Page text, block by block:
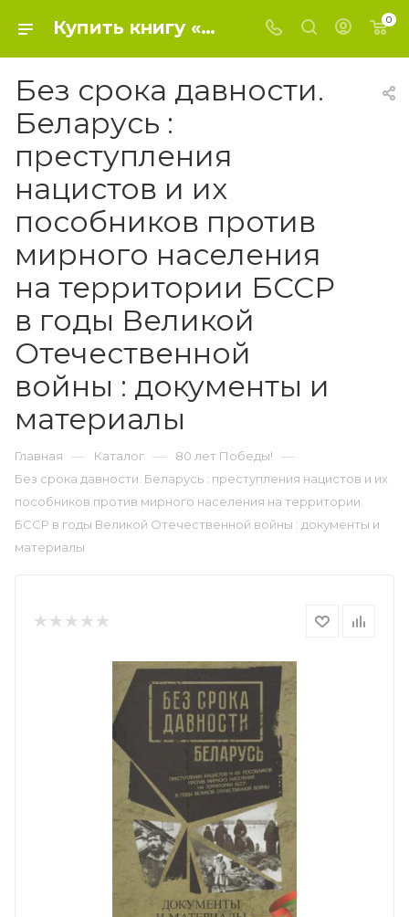
Купить книгу «Без срока давности. Беларусь : преступления нацистов и их пособников против мирного населения на территории БССР в годы Великой Отечественной войны : документы и материалы» 2024, Селеменев В.Д. - 80 лет Победы! 0
Без срока давности.
Беларусь :
преступления
нацистов и их
пособников против
мирного населения
на территории БССР
в годы Великой
Отечественной
войны : документы и
материалы
Главная — Каталог — 80 лет Победы! —
Без срока давности. Беларусь : преступления нацистов и их
пособников против мирного населения на территории
БССР в годы Великой Отечественной войны : документы и
материалы